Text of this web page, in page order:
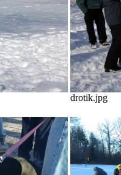
drotik.jpg